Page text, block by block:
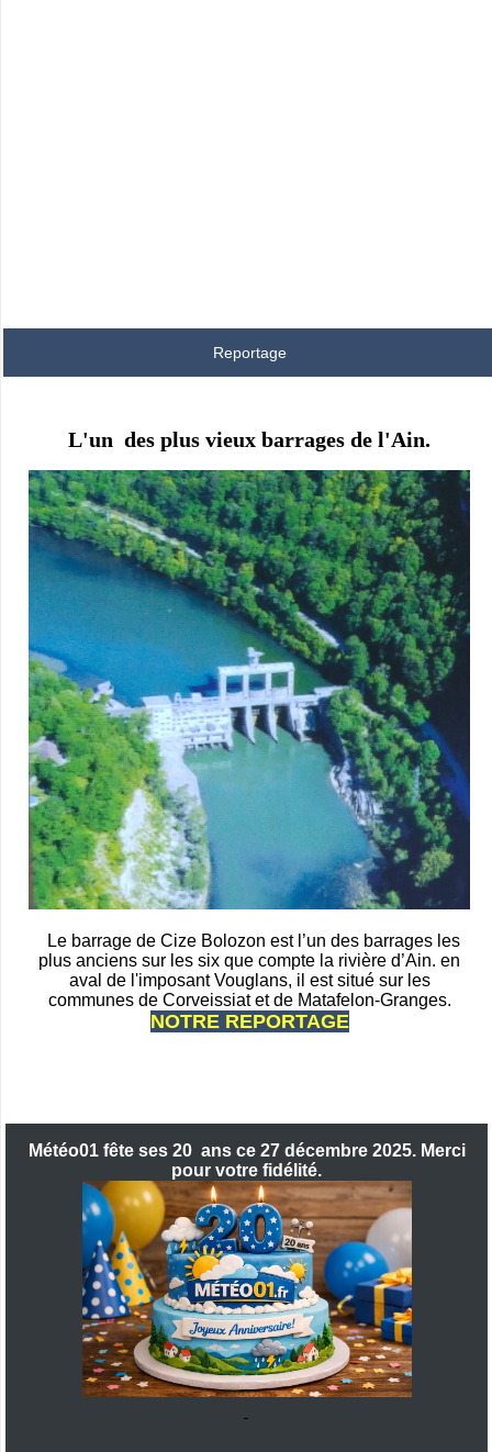
Reportage
L'un des plus vieux barrages de l'Ain.
Le barrage de Cize Bolozon est l’un des barrages les
plus anciens sur les six que compte la rivière d’Ain. en
aval de l'imposant Vouglans, il est situé sur les
communes de Corveissiat et de Matafelon-Granges.
NOTRE REPORTAGE
Météo01 fête ses 20 ans ce 27 décembre 2025. Merci
pour votre fidélité.